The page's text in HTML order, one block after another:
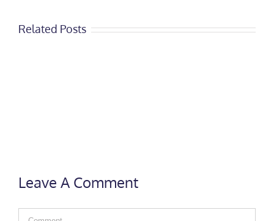
Related Posts
Leave A Comment
Comment